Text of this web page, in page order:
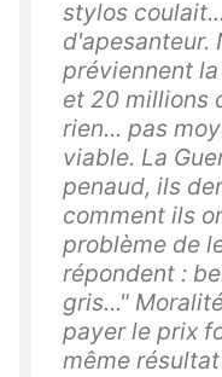
stylos
d'apesanteur.
préviennent
et 20 millions
rien... pas
viable. La
penaud, ils
comment ils
problème de
répondent :
gris..."
payer le prix
même